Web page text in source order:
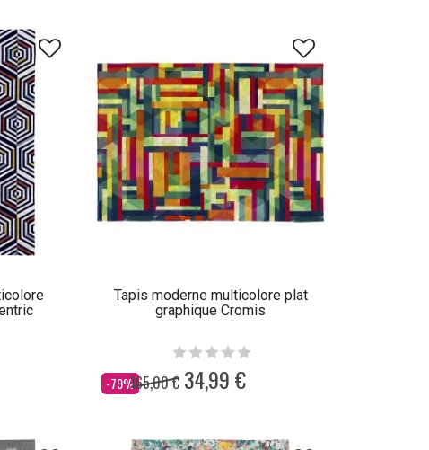
Tapis moderne multicolore plat
graphique Cromis
-79%
Dès 165,00 € 34,99 €